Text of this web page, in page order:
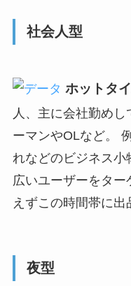
社会人型
ホットタ
人、主に会社勤め
ーマンやOLなど。
れなどのビジネス
広いユーザーをタ
えずこの時間帯に
夜型